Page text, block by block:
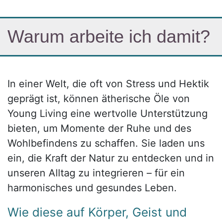
Warum arbeite ich damit?​
In einer Welt, die oft von Stress und Hektik
geprägt ist, können ätherische Öle von
Young Living eine wertvolle Unterstützung
bieten, um Momente der Ruhe und des
Wohlbefindens zu schaffen. Sie laden uns
ein, die Kraft der Natur zu entdecken und in
unseren Alltag zu integrieren – für ein
harmonisches und gesundes Leben.
Wie diese auf Körper, Geist und